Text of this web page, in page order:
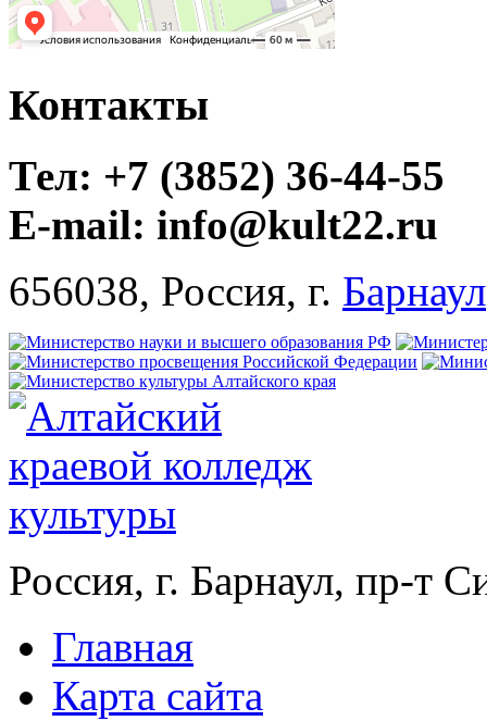
Контакты
Тел: +7 (3852) 36-44-55
E-mail: info@kult22.ru
656038, Россия, г. Барнаул
Россия, г. Барнаул, пр-т
Главная
Карта сайта